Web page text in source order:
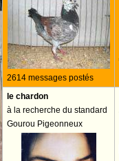
2614 messages postés
le chardon
à la recherche du standard
Gourou Pigeonneux